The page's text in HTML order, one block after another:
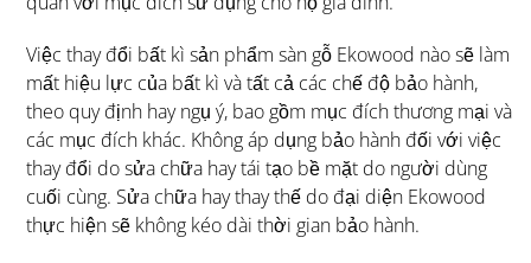
Việc thay đổi bất kì sản phẩm sàn gỗ Ekowood nào sẽ làm
mất hiệu lực của bất kì và tất cả các chế độ bảo hành,
theo quy định hay ngụ ý, bao gồm mục đích thương mại và
các mục đích khác. Không áp dụng bảo hành đối với việc
thay đổi do sửa chữa hay tái tạo bề mặt do người dùng
cuối cùng. Sửa chữa hay thay thế do đại diện Ekowood
thực hiện sẽ không kéo dài thời gian bảo hành.